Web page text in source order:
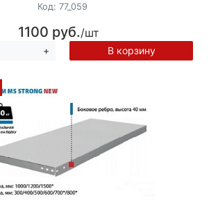
Код: 77_059
1100 руб./шт
+ В корзину